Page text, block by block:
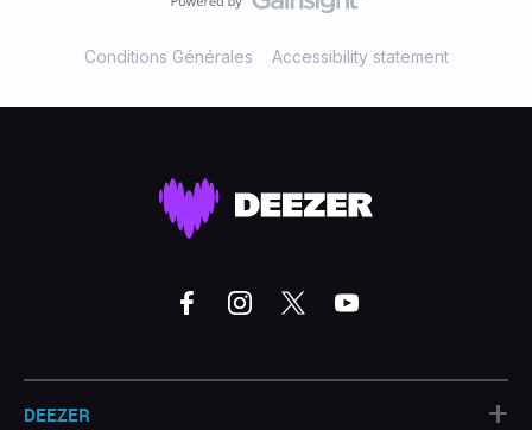
Conditions Générales Accessibility statement
DEEZER +